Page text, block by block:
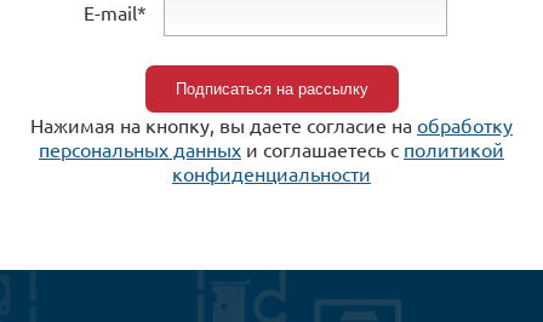
E-mail*
Нажимая на кнопку, вы даете согласие на обработку
персональных данных и соглашаетесь c политикой
конфиденциальности